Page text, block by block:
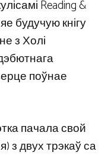
Reading &
будучую кнігу
з Холі
поўнае
пачала свой
з двух трэкаў са